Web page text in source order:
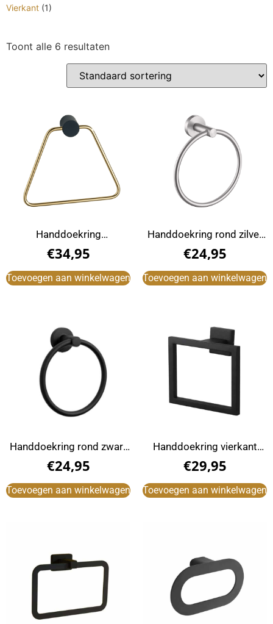
Vierkant (1)
Toont alle 6 resultaten
Handdoekring
matzwart/goud
€34,95
Toevoegen aan winkelwagen
Handdoekring rond zilver
RVS
€24,95
Toevoegen aan winkelwagen
Handdoekring rond zwart
RVS
€24,95
Toevoegen aan winkelwagen
Handdoekring vierkant
zwart RVS
€29,95
Toevoegen aan winkelwagen